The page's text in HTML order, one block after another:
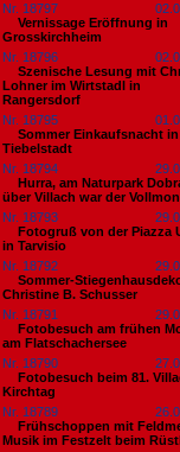
Nr. 18797
Vernissage Eröffnung in
Grosskirchheim
Nr. 18796
Szenische Lesung mit
Lohner im Wirtstadl in
Rangersdorf
Nr. 18795
Sommer Einkaufsnacht
Tiebelstadt
Nr. 18794
Hurra, am Naturpark
über Villach war der
Nr. 18793
Fotogruß von der Piazza
in Tarvisio
Nr. 18792
Sommer-
Christine B. Schusser
Nr. 18791
Fotobesuch am frühen
am Flatschachersee
Nr. 18790
Fotobesuch beim 81.
Kirchtag
Nr. 18789
Frühschoppen mit
Musik im Festzelt beim